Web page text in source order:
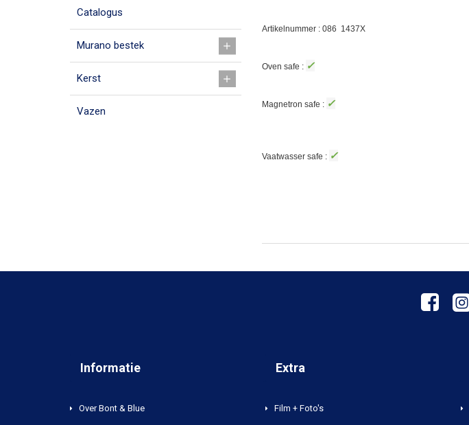
Catalogus
Murano bestek
Kerst
Vazen
Artikelnummer : 086 1437X
Oven safe : ✓
Magnetron safe : ✓
Vaatwasser safe : ✓
Informatie
Over Bont & Blue
Extra
Film + Foto's